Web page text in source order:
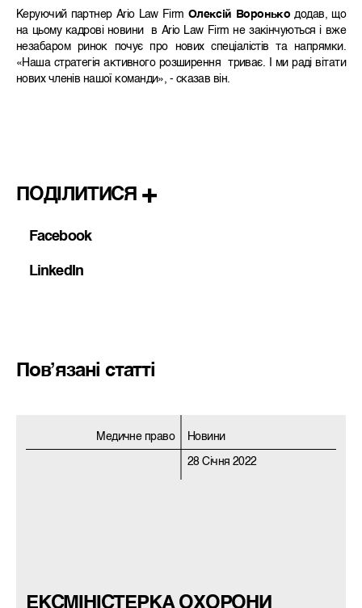
Керуючий партнер Ario Law Firm Олексій Воронько додав, що
на цьому кадрові новини в Ario Law Firm не закінчуються і вже
незабаром ринок почує про нових спеціалістів та напрямки.
«Наша стратегія активного розширення триває. І ми раді вітати
нових членів нашої команди», - сказав він.
ПОДІЛИТИСЯ
Facebook
LinkedIn
Пов’язані статті
Медичне право Новини
28 Січня 2022